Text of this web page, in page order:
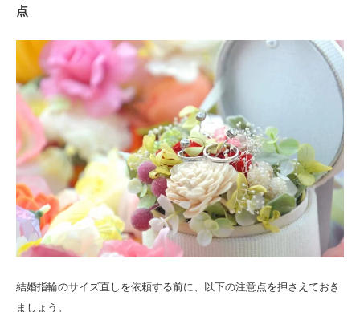
点
結婚指輪のサイズ直しを依頼する前に、以下の注意点を押さえておき
ましょう。